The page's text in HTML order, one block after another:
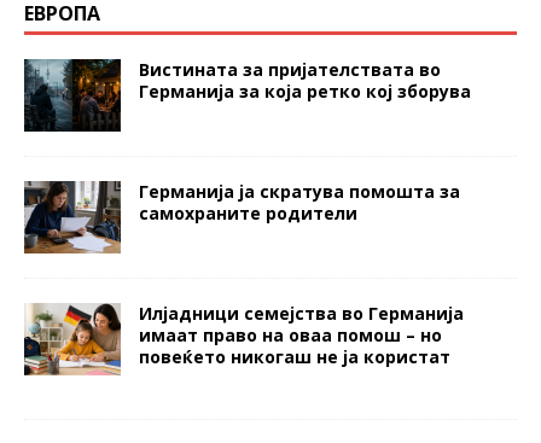
ЕВРОПА
Вистината за пријателствата во
Германија за која ретко кој зборува
Германија ја скратува помошта за
самохраните родители
Илјадници семејства во Германија
имаат право на оваа помош – но
повеќето никогаш не ја користат